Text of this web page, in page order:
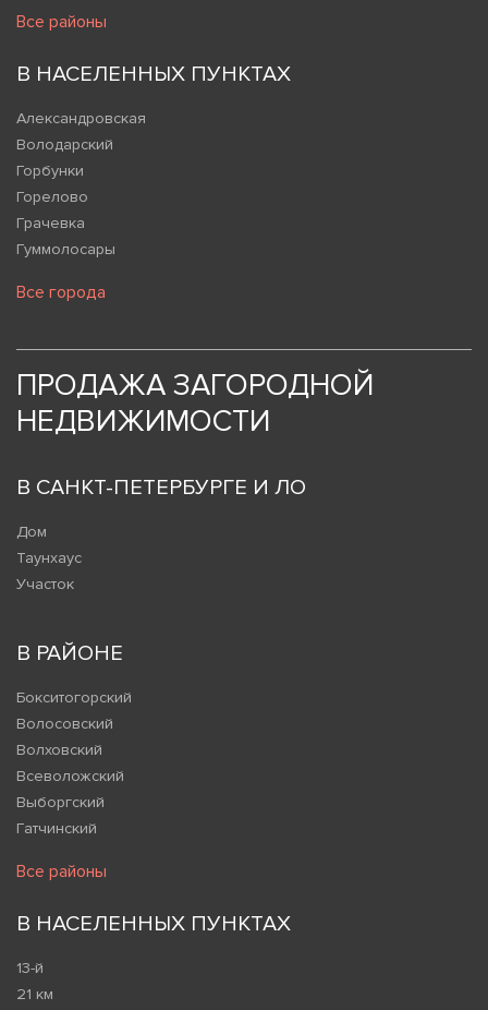
Все районы
В НАСЕЛЕННЫХ ПУНКТАХ
Александровская
Володарский
Горбунки
Горелово
Грачевка
Гуммолосары
Все города
ПРОДАЖА ЗАГОРОДНОЙ
НЕДВИЖИМОСТИ
В САНКТ-ПЕТЕРБУРГЕ И ЛО
Дом
Таунхаус
Участок
В РАЙОНЕ
Бокситогорский
Волосовский
Волховский
Всеволожский
Выборгский
Гатчинский
Все районы
В НАСЕЛЕННЫХ ПУНКТАХ
13-й
21 км